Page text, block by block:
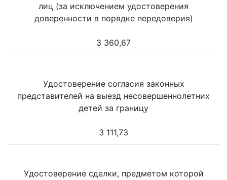
лиц (за исключением удостоверения
доверенности в порядке передоверия)
3 360,67
Удостоверение согласия законных
представителей на выезд несовершеннолетних
детей за границу
3 111,73
Удостоверение сделки, предметом которой